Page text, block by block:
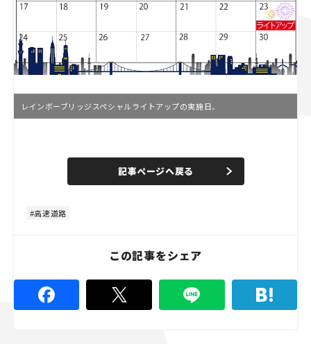
レインボーブリッジスペシャルライトアップの実施日。
n
e
d
%
記事ページへ戻る
高速道路
この記事をシェア